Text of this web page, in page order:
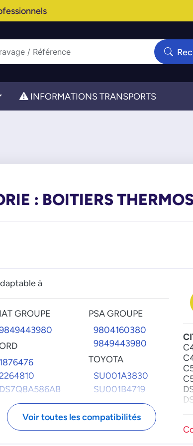
INFORMATIONS TRANSPORTS
: BOITIERS
à
GROUPE
1876476
DS7Q8A586AB
PSA GROUPE
9804160380
9849443980
TOYOTA
SU001A3830
SU001B4719
Voir toutes les compatibilités